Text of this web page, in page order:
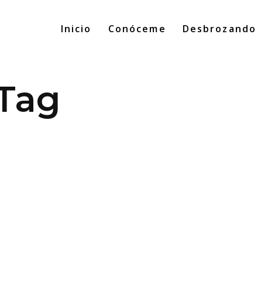
Inicio Conóceme Desbrozando